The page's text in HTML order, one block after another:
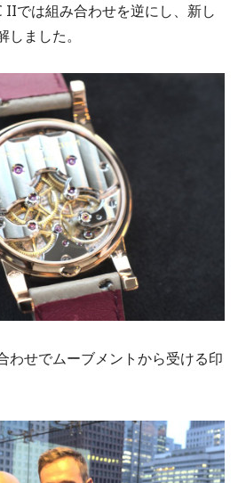
IIでは組み合わせを逆にし、新し
ました。
わせでムーブメントから受ける印